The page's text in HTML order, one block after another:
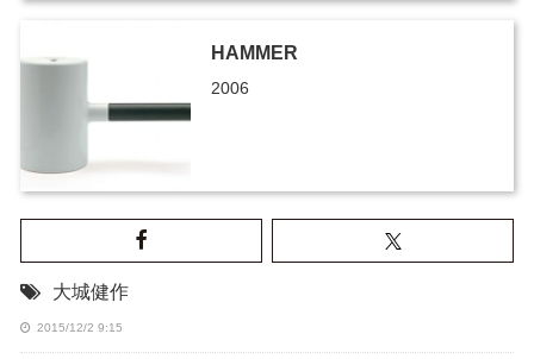
HAMMER
2006
大城健作
2015/12/2 9:15